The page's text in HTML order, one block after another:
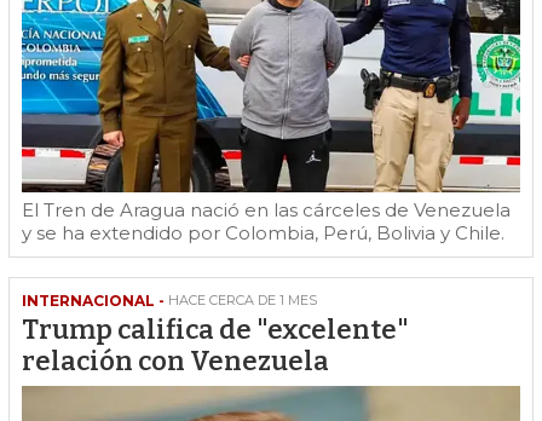
El Tren de Aragua nació en las cárceles de Venezuela
y se ha extendido por Colombia, Perú, Bolivia y Chile.
INTERNACIONAL - HACE CERCA DE 1 MES
Trump califica de "excelente"
relación con Venezuela